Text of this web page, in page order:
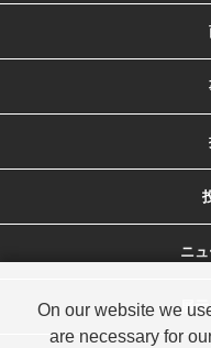
ニ
展
On our website we
are necessary for